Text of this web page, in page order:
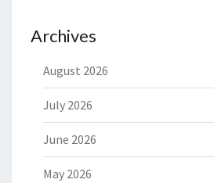
Archives
August 2026
July 2026
June 2026
May 2026